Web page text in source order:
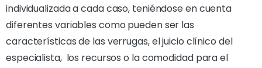
individualizada a cada caso, teniéndose en cuenta
diferentes variables como pueden ser las
características de las verrugas, el juicio clínico del
especialista, los recursos o la comodidad para el